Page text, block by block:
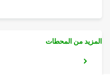
المزيد من المحطات